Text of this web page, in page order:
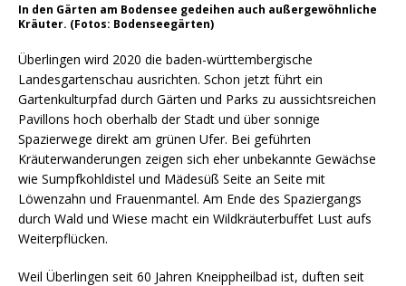
In den Gärten am Bodensee gedeihen auch außergewöhnliche
Kräuter. (Fotos: Bodenseegärten)
Überlingen wird 2020 die baden-württembergische
Landesgartenschau ausrichten. Schon jetzt führt ein
Gartenkulturpfad durch Gärten und Parks zu aussichtsreichen
Pavillons hoch oberhalb der Stadt und über sonnige
Spazierwege direkt am grünen Ufer. Bei geführten
Kräuterwanderungen zeigen sich eher unbekannte Gewächse
wie Sumpfkohldistel und Mädesüß Seite an Seite mit
Löwenzahn und Frauenmantel. Am Ende des Spaziergangs
durch Wald und Wiese macht ein Wildkräuterbuffet Lust aufs
Weiterpflücken.
Weil Überlingen seit 60 Jahren Kneippheilbad ist, duften seit